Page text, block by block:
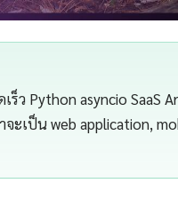
ว Python asyncio SaaS
ป็น web application,